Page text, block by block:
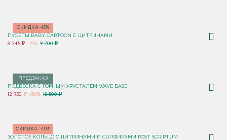
СКИДКА -15%
ПУСЕТЫ BABY CARTOON С ЦИТРИНАМИ
8 245 ₽ -15% 9 700 ₽
ПРЕДЗАКАЗ
ПОДВЕСКА С ГОРНЫМ ХРУСТАЛЕМ WAVE BASE
12 950 ₽ -30% 18 500 ₽
СКИДКА -40%
ЗОЛОТОЕ КОЛЬЦО С ЦИТРИНАМИ И САПФИРАМИ POST SCRIPTUM